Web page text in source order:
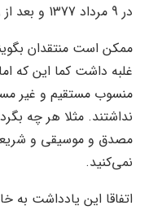
در 9 مرداد 1377 و بعد از رهبری و نه در دوران ریاست جمهوری.
ممکن است منتقدان
غلبه داشت کما این که
منسوب مستقیم و غیر
نداشتند. مثلا هر چه
مصدق و موسیقی و
نمی‌کنید.
اتفاقا این یادداشت به